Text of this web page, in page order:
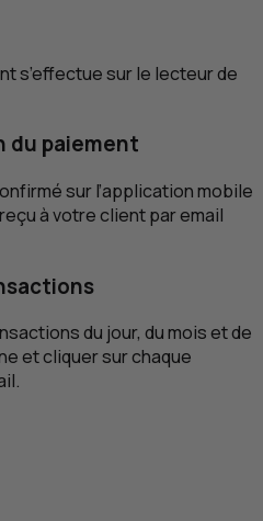
s’effectue sur le lecteur de
du paiement
sur l’application mobile
à votre client par email
du jour, du mois et de
et cliquer sur chaque